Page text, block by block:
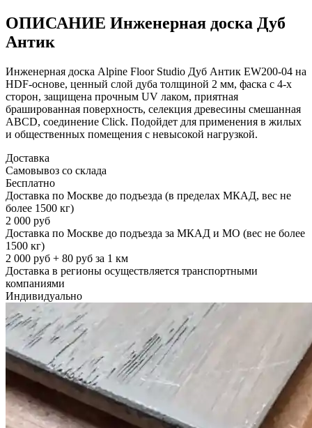
ОПИСАНИЕ Инженерная доска Дуб
Антик
Инженерная доска Alpine Floor Studio Дуб Антик EW200-04 на
HDF-основе, ценный слой дуба толщиной 2 мм, фаска с 4-х
сторон, защищена прочным UV лаком, приятная
брашированная поверхность, селекция древесины смешанная
ABCD, соединение Click. Подойдет для применения в жилых
и общественных помещения с невысокой нагрузкой.
Доставка
Самовывоз со склада
Бесплатно
Доставка по Москве до подъезда (в пределах МКАД, вес не
более 1500 кг)
2 000 руб
Доставка по Москве до подъезда за МКАД и МО (вес не более
1500 кг)
2 000 руб + 80 руб за 1 км
Доставка в регионы осуществляется транспортными
компаниями
Индивидуально